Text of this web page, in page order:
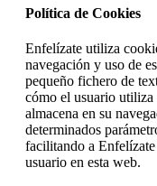
Política de Cookies
Enfelízate utiliza
navegación y uso de
pequeño fichero de
cómo el usuario
almacena en su
determinados
facilitando a
usuario en esta web.